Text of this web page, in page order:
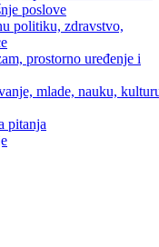
upravu i radne odnose
poslove
politiku, zdravstvo,
prostorno uređenje i
mlade, nauku,